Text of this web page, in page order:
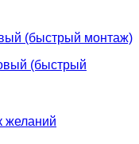
(быстрый монтаж)
желаний